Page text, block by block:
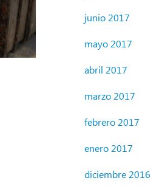
junio 2017
mayo 2017
abril 2017
marzo 2017
febrero 2017
enero 2017
diciembre 2016